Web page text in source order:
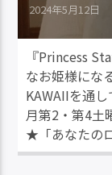
2024年5月12日
『Princess
なお姫様にな
KAWAIIを通
月第2・第4
★「あなたの